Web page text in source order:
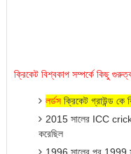
ক্রিকেট বিশ্বকাপ সম্পর্কে কিছু
লর্ডসক্রিকেট গ্রাউন্ড কে
2015 সালের ICC
করেছিল